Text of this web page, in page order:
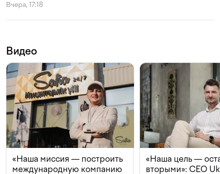
Вчера, 17:18
Видео
«Наша миссия — построить
международную компанию
«Наша цель —
вторыми»: CEO